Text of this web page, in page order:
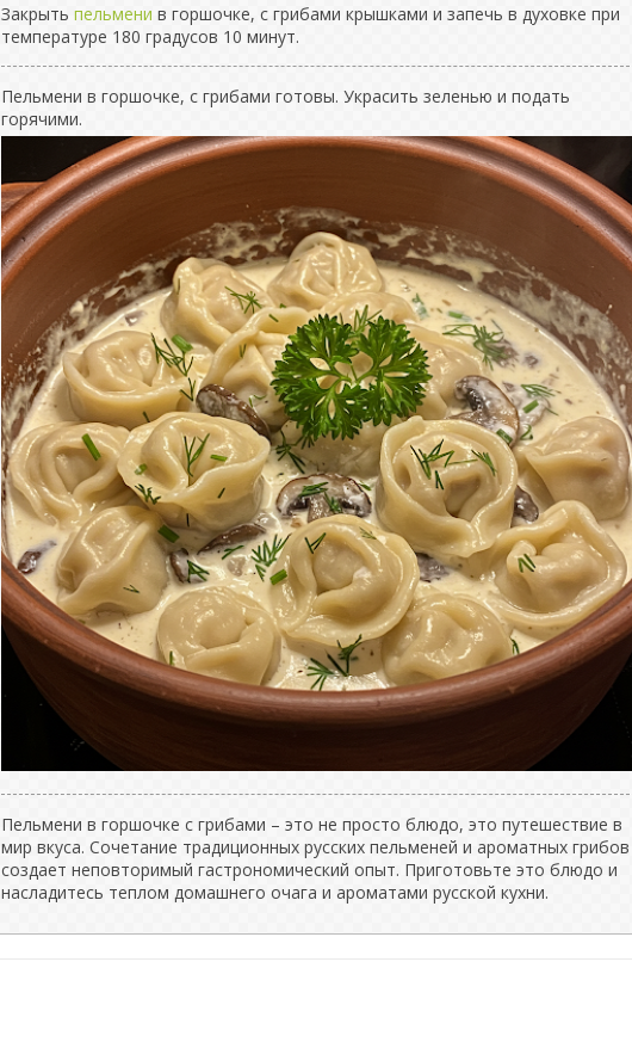
Закрыть пельмени в горшочке, с грибами крышками и запечь в духовке при
температуре 180 градусов 10 минут.
Пельмени в горшочке, с грибами готовы. Украсить зеленью и подать
горячими.
Пельмени в горшочке с грибами – это не просто блюдо, это путешествие в
мир вкуса. Сочетание традиционных русских пельменей и ароматных грибов
создает неповторимый гастрономический опыт. Приготовьте это блюдо и
насладитесь теплом домашнего очага и ароматами русской кухни.